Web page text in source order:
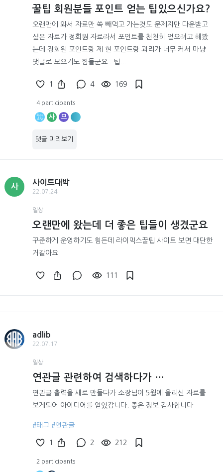
꿀팁 회원분들 포인트 얻는 팁있으신가요?
오랜만에 와서 자료만 쏙 빼먹고 가는것도 문제지만 다운받고
싶은 자료가 정회원 자료라서 포인트를 천천히 얻으려고 해봤
는데 정회원 포인트랑 제 현 포인트랑 괴리가 너무 커서 마냥
댓글로 모으기도 힘들군요.. 팁...
1 4 169
4 participants
사 므
댓글 미리보기
사
사이트대박
22.07.24
일상
오랜만에 왔는데 더 좋은 팁들이 생겼군요
꾸준하게 운영하기도 힘든데 라이믹스꿀팁 사이트 보면 대단한
거같아요
111
adlib
22.07.17
일상
연관글 관련하여 검색하다가 …
연관글 출력을 새로 만들다가 소장님이 5월에 올리신 자료를
보게되어 아이디어를 얻었갑니다. 좋은 정보 감사합니다
#태그 #연관글
1 2 212
2 participants